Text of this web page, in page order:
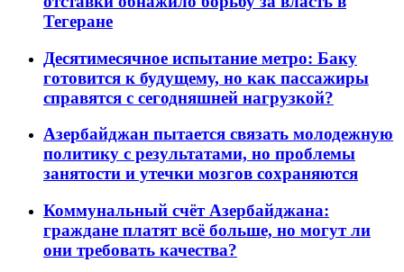
Тегеране
Десятимесячное испытание метро: Баку
готовится к будущему, но как пассажиры
справятся с сегодняшней нагрузкой?
Азербайджан пытается связать молодежную
политику с результатами, но проблемы
занятости и утечки мозгов сохраняются
Коммунальный счёт Азербайджана:
граждане платят всё больше, но могут ли
они требовать качества?